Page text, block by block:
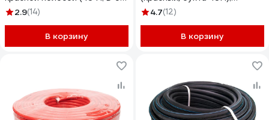
мм; 0.63 МПа) Gigant G-756
2.9(14)
В корзину
2921007SB
4.7(12)
В корзину